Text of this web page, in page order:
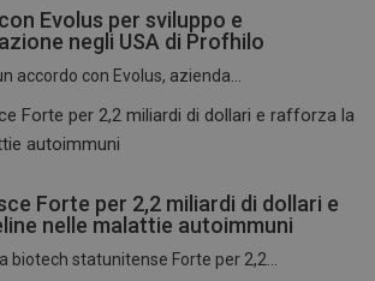
Evolus per sviluppo e
negli USA di Profhilo
accordo con Evolus, azienda...
Forte per 2,2 miliardi di dollari e
nelle malattie autoimmuni
biotech statunitense Forte per 2,2...